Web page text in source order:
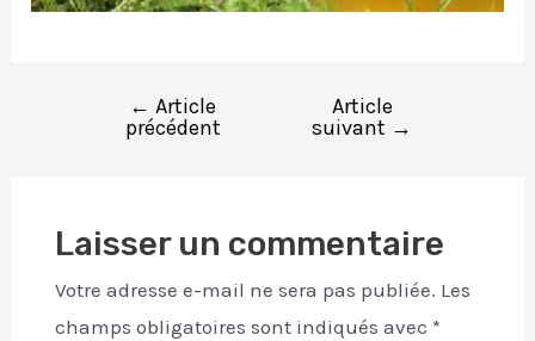
← Article
précédent
Article
suivant →
Laisser un commentaire
Votre adresse e-mail ne sera pas publiée. Les
champs obligatoires sont indiqués avec *